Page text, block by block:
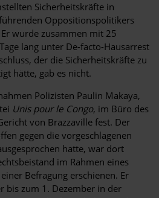
Sicherheitskräfte in
Oppositionspolitikers
wurde zusammen mit 25
lang unter De-facto-Hausarrest
der die Sicherheitskräfte zu
hätte, gab es nicht.
Polizisten Paulin Makaya,
Unis pour le Congo, im Büro des
von Brazzaville fest. Der
gegen die vorgeschlagenen
hatte, war dort
im Rahmen eines
Befragung erschienen. Er
bis zum 1. Dezember in der